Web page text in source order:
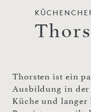
Thorsten ist ein
Ausbildung in der
Küche und langer